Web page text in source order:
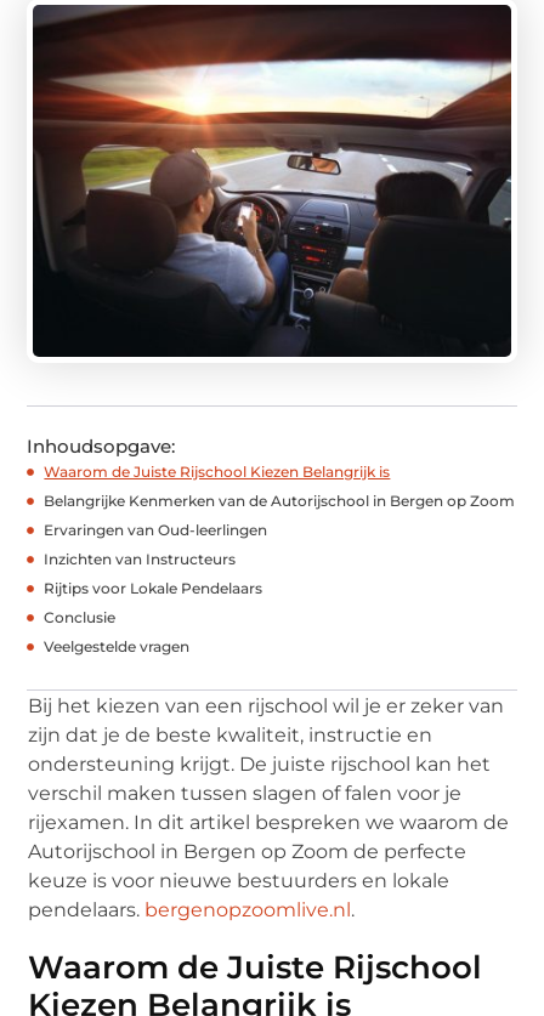
Inhoudsopgave:
Waarom de Juiste Rijschool Kiezen Belangrijk is
Belangrijke Kenmerken van de Autorijschool in Bergen op Zoom
Ervaringen van Oud-leerlingen
Inzichten van Instructeurs
Rijtips voor Lokale Pendelaars
Conclusie
Veelgestelde vragen
Bij het kiezen van een rijschool wil je er zeker van
zijn dat je de beste kwaliteit, instructie en
ondersteuning krijgt. De juiste rijschool kan het
verschil maken tussen slagen of falen voor je
rijexamen. In dit artikel bespreken we waarom de
Autorijschool in Bergen op Zoom de perfecte
keuze is voor nieuwe bestuurders en lokale
pendelaars. bergenopzoomlive.nl.
Waarom de Juiste Rijschool
Kiezen Belangrijk is